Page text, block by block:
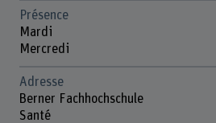
Présence
Mardi
Mercredi
Adresse
Berner Fachhochschule
Santé